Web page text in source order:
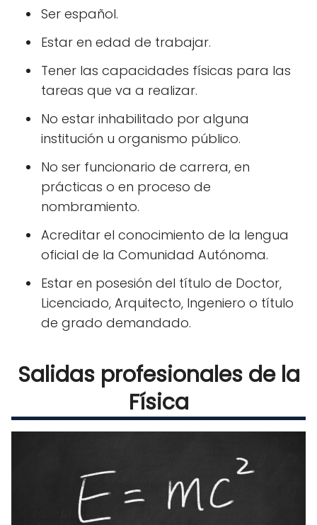
Ser español.
Estar en edad de trabajar.
Tener las capacidades físicas para las
tareas que va a realizar.
No estar inhabilitado por alguna
institución u organismo público.
No ser funcionario de carrera, en
prácticas o en proceso de
nombramiento.
Acreditar el conocimiento de la lengua
oficial de la Comunidad Autónoma.
Estar en posesión del título de Doctor,
Licenciado, Arquitecto, Ingeniero o título
de grado demandado.
Salidas profesionales de la
Física